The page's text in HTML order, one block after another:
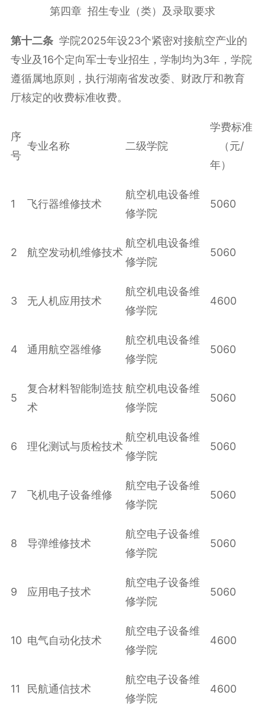
第四章 招生专业（类）及录取要求
第十二条学院2025年设23个紧密对接航空产业的
专业及16个定向军士专业招生，学制均为3年，学院
遵循属地原则，执行湖南省发改委、财政厅和教育
厅核定的收费标准收费。
序
号
专业名称 二级学院
学费标准
（元/
年）
1 飞行器维修技术
航空机电设备维
修学院
5060
2 航空发动机维修技术
航空机电设备维
修学院
5060
3 无人机应用技术
航空机电设备维
修学院
4600
4 通用航空器维修
航空机电设备维
修学院
5060
5
复合材料智能制造技
术
航空机电设备维
修学院
5060
6 理化测试与质检技术
航空机电设备维
修学院
5060
7 飞机电子设备维修
航空电子设备维
修学院
5060
8 导弹维修技术
航空电子设备维
修学院
5060
9 应用电子技术
航空电子设备维
修学院
5060
10 电气自动化技术
航空电子设备维
修学院
4600
11 民航通信技术
航空电子设备维
修学院
4600